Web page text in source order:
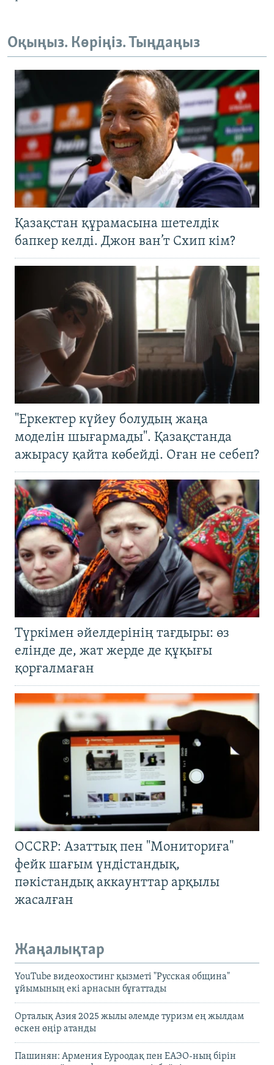
Оқыңыз. Көріңіз. Тыңдаңыз
Қазақстан құрамасына шетелдік
бапкер келді. Джон ван’т Схип кім?
"Еркектер күйеу болудың жаңа
моделін шығармады". Қазақстанда
ажырасу қайта көбейді. Оған не себеп?
Түркімен әйелдерінің тағдыры: өз
елінде де, жат жерде де құқығы
қорғалмаған
OCCRP: Азаттық пен "Мониториға"
фейк шағым үндістандық,
пәкістандық аккаунттар арқылы
жасалған
Жаңалықтар
YouTube видеохостинг қызметі "Русская община"
ұйымының екі арнасын бұғаттады
Орталық Азия 2025 жылы әлемде туризм ең жылдам
өскен өңір атанды
Пашинян: Армения Еуроодақ пен ЕАЭО-ның бірін